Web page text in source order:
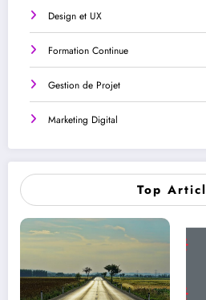
Design et UX
Formation Continue
Gestion de Projet
Marketing Digital
Top